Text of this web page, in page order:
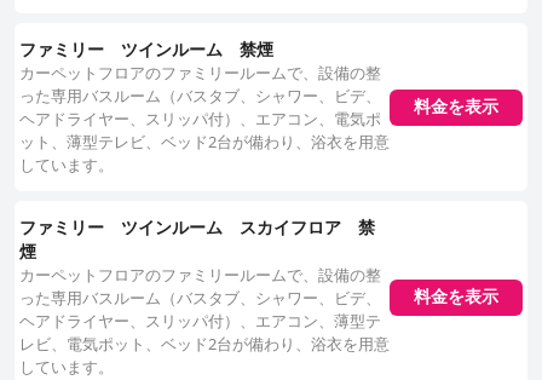
ファミリー ツインルーム 禁煙
カーペットフロアのファミリールームで、設備の整
った専用バスルーム（バスタブ、シャワー、ビデ、
ヘアドライヤー、スリッパ付）、エアコン、電気ポ
ット、薄型テレビ、ベッド2台が備わり、浴衣を用意
しています。
料金を表示
ファミリー ツインルーム スカイフロア 禁
煙
カーペットフロアのファミリールームで、設備の整
った専用バスルーム（バスタブ、シャワー、ビデ、
ヘアドライヤー、スリッパ付）、エアコン、薄型テ
レビ、電気ポット、ベッド2台が備わり、浴衣を用意
しています。
料金を表示